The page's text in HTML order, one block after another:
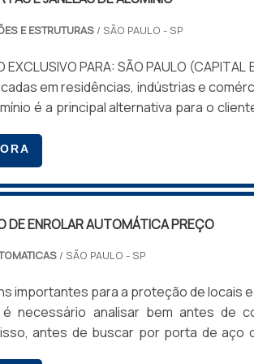
E ESTRUTURAS/ SÃO PAULO - SP
EXCLUSIVO PARA: SÃO PAULO (CAPITAL
em residências, indústrias e
é a principal alternativa para o
de aplicações de tintas como
diversos.As janelas são práticas
montadas de acordo com a
alta durabilidade. As portas são
longa durabilidade, resistência,
tanto manual como
em questão Produto flexível;
durante os anos; Entre muitos
DE ENROLAR AUTOMÁTICA PREÇO
/ SÃO PAULO - SP
importantes para a proteção de locais
necessário analisar bem antes de
antes de buscar por porta de aço